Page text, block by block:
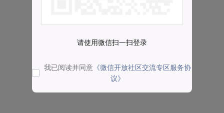
请使用微信扫一扫登录
我已阅读并同意 《微信开放社区交流专区服务协
议》